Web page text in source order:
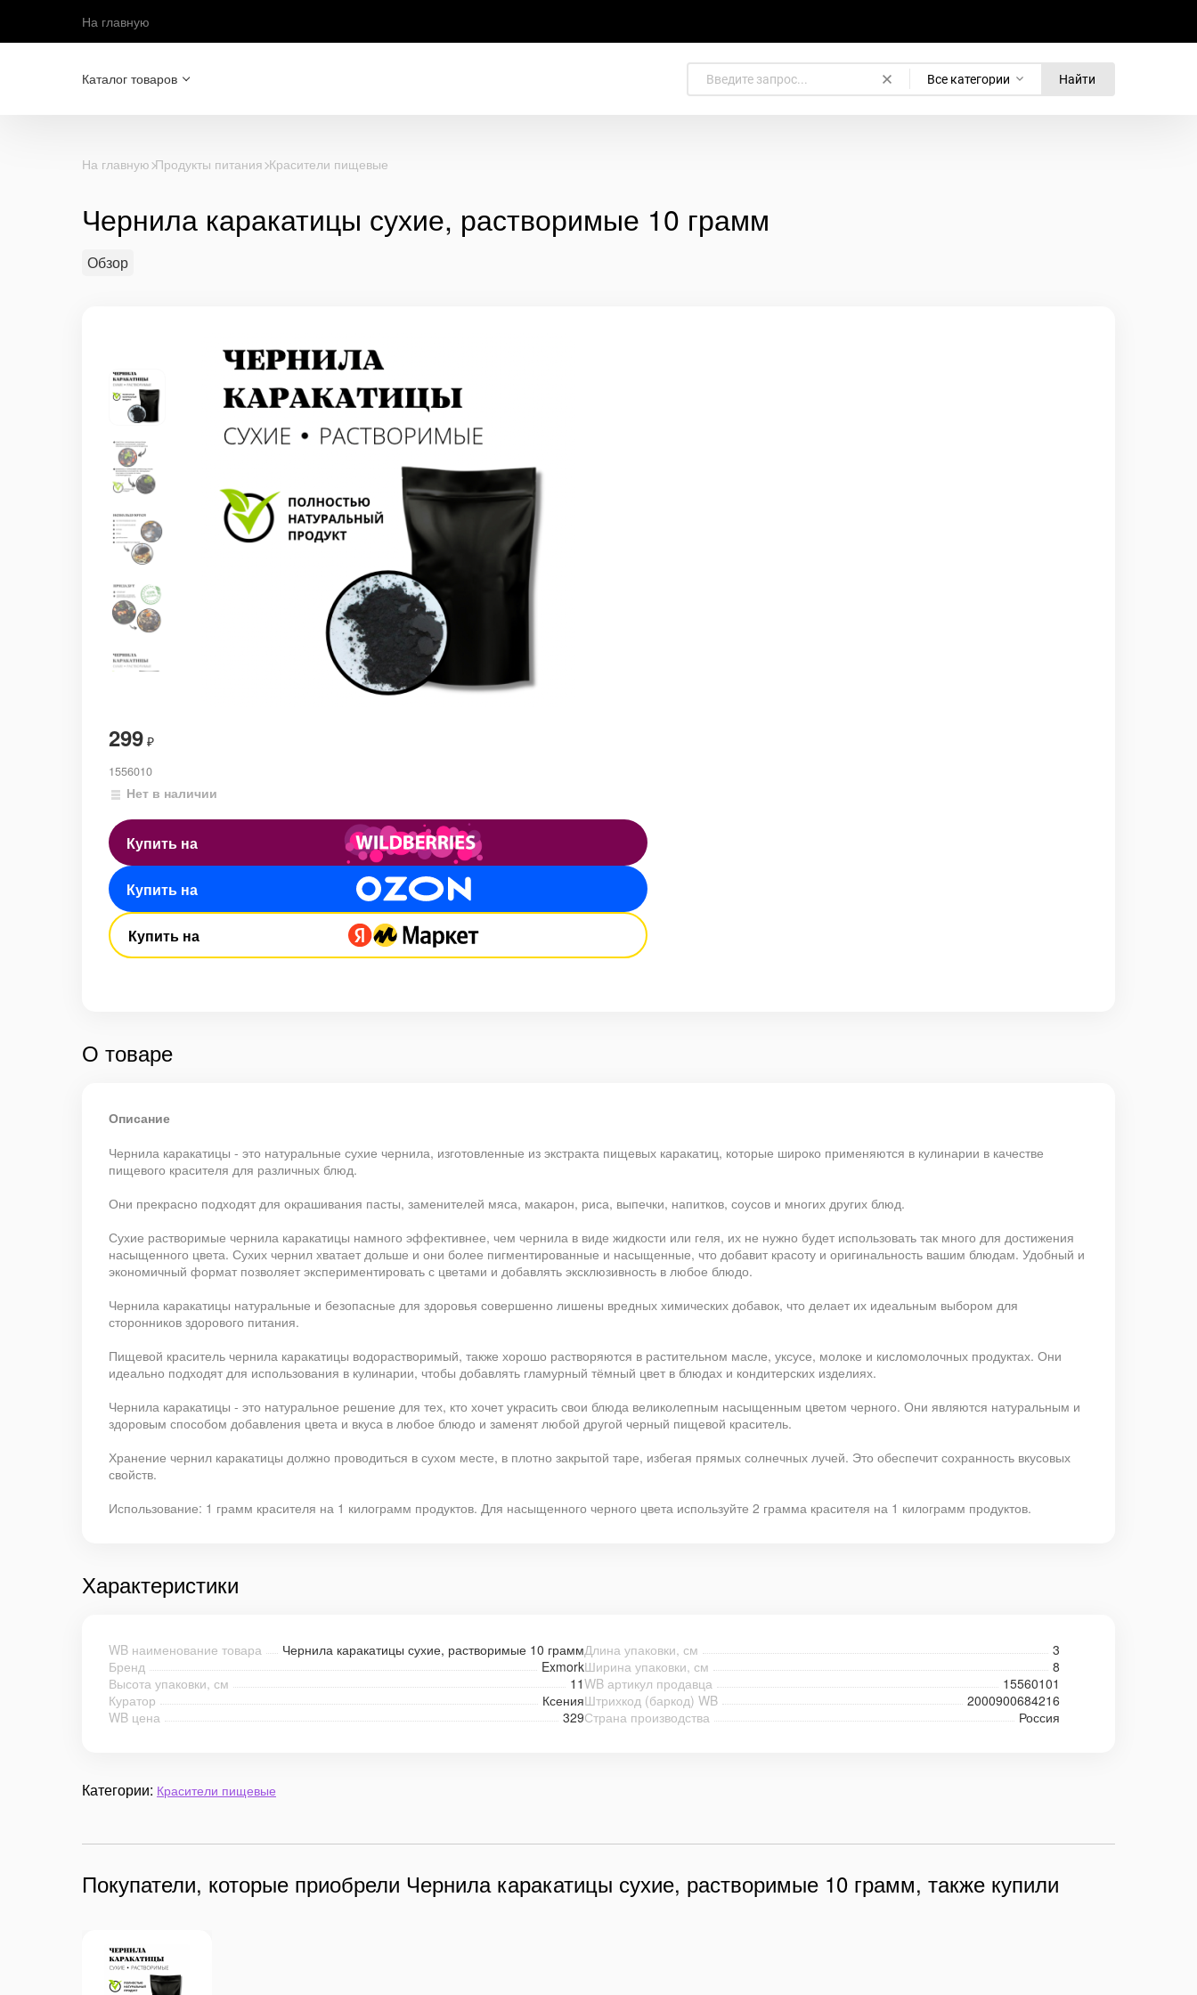
На главную
Каталог товаров Все категории Найти
На главную Продукты питания Красители пищевые
Чернила каракатицы сухие, растворимые 10 грамм
Обзор
299 ₽
1556010
Нет в наличии
Купить на
Купить на
Купить на
О товаре
Описание
Чернила каракатицы - это натуральные сухие чернила, изготовленные из экстракта пищевых каракатиц, которые широко применяются в кулинарии в качестве
пищевого красителя для различных блюд.
Они прекрасно подходят для окрашивания пасты, заменителей мяса, макарон, риса, выпечки, напитков, соусов и многих других блюд.
Сухие растворимые чернила каракатицы намного эффективнее, чем чернила в виде жидкости или геля, их не нужно будет использовать так много для достижения
насыщенного цвета. Сухих чернил хватает дольше и они более пигментированные и насыщенные, что добавит красоту и оригинальность вашим блюдам. Удобный и
экономичный формат позволяет экспериментировать с цветами и добавлять эксклюзивность в любое блюдо.
Чернила каракатицы натуральные и безопасные для здоровья совершенно лишены вредных химических добавок, что делает их идеальным выбором для
сторонников здорового питания.
Пищевой краситель чернила каракатицы водорастворимый, также хорошо растворяются в растительном масле, уксусе, молоке и кисломолочных продуктах. Они
идеально подходят для использования в кулинарии, чтобы добавлять гламурный тёмный цвет в блюдах и кондитерских изделиях.
Чернила каракатицы - это натуральное решение для тех, кто хочет украсить свои блюда великолепным насыщенным цветом черного. Они являются натуральным и
здоровым способом добавления цвета и вкуса в любое блюдо и заменят любой другой черный пищевой краситель.
Хранение чернил каракатицы должно проводиться в сухом месте, в плотно закрытой таре, избегая прямых солнечных лучей. Это обеспечит сохранность вкусовых
свойств.
Использование: 1 грамм красителя на 1 килограмм продуктов. Для насыщенного черного цвета используйте 2 грамма красителя на 1 килограмм продуктов.
Характеристики
WB наименование товара Чернила каракатицы сухие, растворимые 10 граммДлина упаковки, см
3
Бренд
ExmorkШирина упаковки, см
8
Высота упаковки, см
11WB артикул продавца
15560101
Куратор
КсенияШтрихкод (баркод) WB
2000900684216
WB цена
329Страна производства Россия
Категории: Красители пищевые
Покупатели, которые приобрели Чернила каракатицы сухие, растворимые 10 грамм, также купили